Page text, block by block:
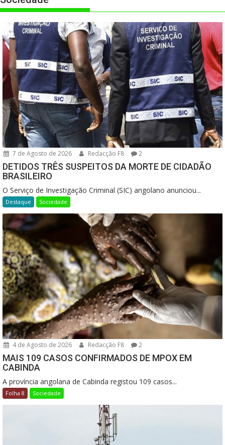
7 de Agosto de 2026 Redacção F8 2
DETIDOS TRÊS SUSPEITOS DA MORTE DE CIDADÃO
BRASILEIRO
O Serviço de Investigação Criminal (SIC) angolano anunciou...
Destaque Sociedade
4 de Agosto de 2026 Redacção F8 2
MAIS 109 CASOS CONFIRMADOS DE MPOX EM
CABINDA
A província angolana de Cabinda registou 109 casos...
Folha 8 Sociedade